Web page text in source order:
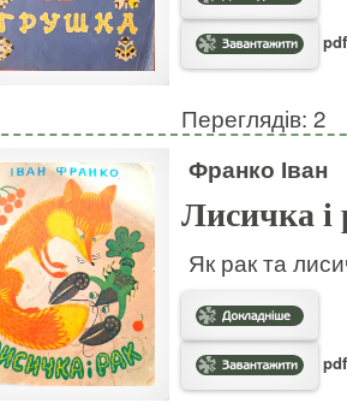
Переглядів: 2
Франко Іван
Лисичка і
Як рак та